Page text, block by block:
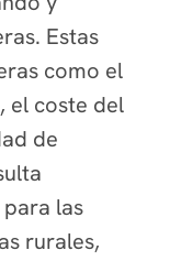
Estas
como el
el coste del
de
las
rurales,